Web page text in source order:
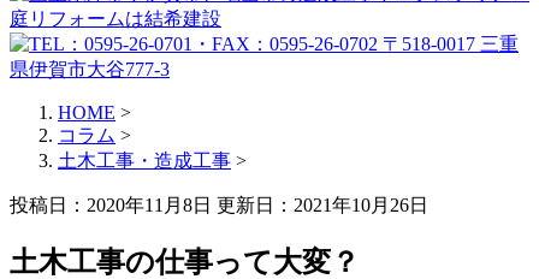
HOME >
コラム >
土木工事・造成工事 >
投稿日：2020年11月8日 更新日： 2021年10月26日
土木工事の仕事って大変？